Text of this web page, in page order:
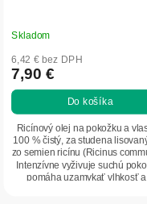
Skladom
6,42 € bez DPH
7,90 €
Do košíka
Ricínový olej na pokožku a
100 % čistý, za studena
zo semien ricínu (Ricinus
Intenzívne vyživuje suchú
pomáha uzamykať vlhkosť